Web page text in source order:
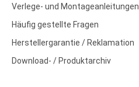
Verlege- und Montageanleitungen
Häufig gestellte Fragen
Herstellergarantie / Reklamation
Download- / Produktarchiv